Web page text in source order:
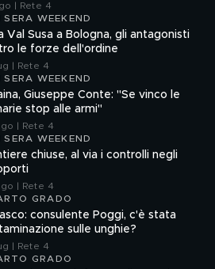
| Rete 4
WEEKEND
Val Susa a Bologna, gli antagonisti
le forze dell'ordine
| Rete 4
WEEKEND
Giuseppe Conte: "Se vinco le
stop alle armi"
| Rete 4
WEEKEND
chiuse, al via i controlli negli
| Rete 4
GRADO
consulente Poggi, c'è stata
sulle unghie?
| Rete 4
GRADO